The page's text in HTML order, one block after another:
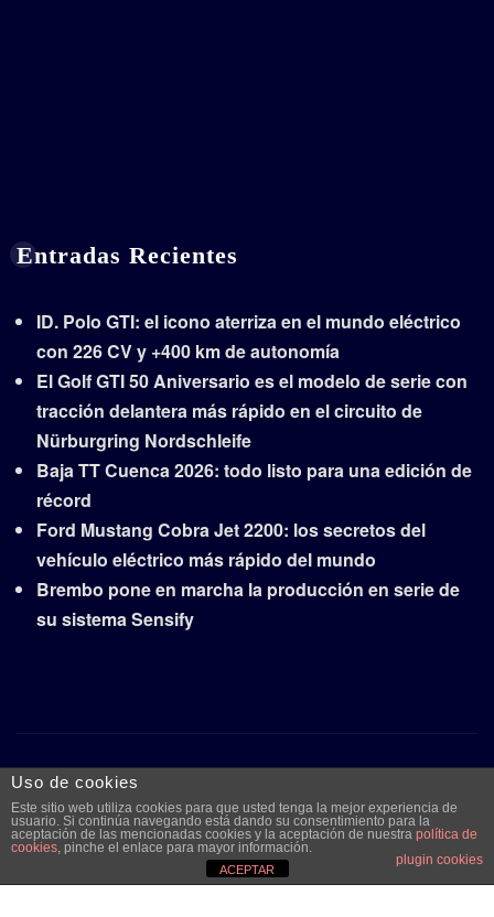
Entradas Recientes
ID. Polo GTI: el icono aterriza en el mundo eléctrico
con 226 CV y +400 km de autonomía
El Golf GTI 50 Aniversario es el modelo de serie con
tracción delantera más rápido en el circuito de
Nürburgring Nordschleife
Baja TT Cuenca 2026: todo listo para una edición de
récord
Ford Mustang Cobra Jet 2200: los secretos del
vehículo eléctrico más rápido del mundo
Brembo pone en marcha la producción en serie de
su sistema Sensify
Copyright © 2026 | Funciona conWordPress|Frankfurt
Newspor ThemeArile
Aviso legal y
Publicidad Contacto
Uso de cookies
Este sitio web utiliza cookies para que usted tenga la mejor experiencia de
usuario. Si continúa navegando está dando su consentimiento para la
aceptación de las mencionadas cookies y la aceptación de nuestra política de
cookies, pinche el enlace para mayor información.
plugin cookies
ACEPTAR